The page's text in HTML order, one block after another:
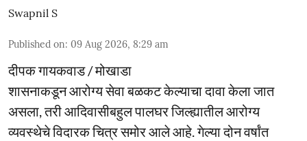
Swapnil S
Published on: 09 Aug 2026, 8:29 am
दीपक गायकवाड / मोखाडा
शासनाकडून आरोग्य सेवा बळकट केल्याचा दावा केला जात
असला, तरी आदिवासीबहुल पालघर जिल्ह्यातील आरोग्य
व्यवस्थेचे विदारक चित्र समोर आले आहे. गेल्या दोन वर्षांत